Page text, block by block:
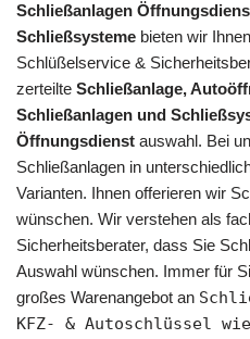
Schließanlagen
Schließsysteme bieten wir
Schlüßelservice &
zerteilte Schließanlage,
Schließanlagen und
Öffnungsdienst auswahl. Bei
Schließanlagen in
Varianten. Ihnen offerieren wir
wünschen. Wir verstehen als
Sicherheitsberater, dass Sie
Auswahl wünschen. Immer für
großes Warenangebot an
KFZ- & Autoschlüssel